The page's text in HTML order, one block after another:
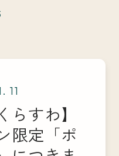
11
らすわ】
限定「ポ